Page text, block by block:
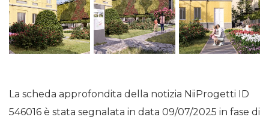
La scheda approfondita della notizia NiiProgetti ID
546016 è stata segnalata in data 09/07/2025 in fase di